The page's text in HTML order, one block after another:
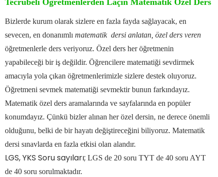
Bizlerde kurum olarak sizlere en fazla fayda sağlayacak, en
sevecen, en donanımlı matematik dersi anlatan, özel ders veren
öğretmenlerle ders veriyoruz. Özel ders her öğretmenin
yapabileceği bir iş değildir. Öğrencilere matematiği sevdirmek
amacıyla yola çıkan öğretmenlerimizle sizlere destek oluyoruz.
Öğretmeni sevmek matematiği sevmektir bunun farkındayız.
Matematik özel ders aramalarında ve sayfalarında en popüler
konumdayız. Çünkü bizler alınan her özel dersin, ne derece önemli
olduğunu, belki de bir hayatı değiştireceğini biliyoruz. Matematik
dersi sınavlarda en fazla etkisi olan alandır.
LGS, YKS Soru sayıları; LGS de 20 soru TYT de 40 soru AYT
de 40 soru sorulmaktadır.